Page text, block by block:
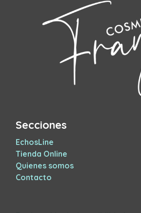
Secciones
EchosLine
Tienda Online
Quienes somos
Contacto